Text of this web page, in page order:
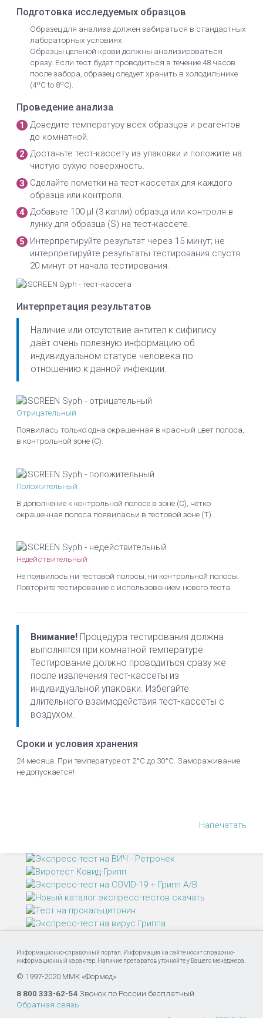
Подготовка исследуемых образцов
Образец для анализа должен забираться в стандартных
лабораторных условиях.
Образцы цельной крови должны анализироваться
сразу. Если тест будет проводиться в течение 48 часов
после забора, образец следует хранить в холодильнике
(4ºC to 8ºC).
Проведение анализа
Доведите температуру всех образцов и реагентов
до комнатной.
Достаньте тест-кассету из упаковки и положите на
чистую сухую поверхность.
Сделайте пометки на тест-кассетах для каждого
образца или контроля.
Добавьте 100 μl (3 капли) образца или контроля в
лунку для образца (S) на тест-кассете.
Интерпретируйте результат через 15 минут; не
интерпретируйте результаты тестирования спустя
20 минут от начала тестирования.
Интерпретация результатов
Наличие или отсутствие антител к сифилису
даёт очень полезную информацию об
индивидуальном статусе человека по
отношению к данной инфекции.
Отрицательный
Появилась только одна окрашенная в красный цвет полоса,
в контрольной зоне (С).
Положительный
В дополнение к контрольной полосе в зоне (С), чётко
окрашенная полоса появиласьи в тестовой зоне (Т).
Недействительный
Не появилось ни тестовой полосы, ни контрольной полосы.
Повторите тестирование с использованием нового теста.
Внимание! Процедура тестирования должна
выполнятся при комнатной температуре.
Тестирование должно проводиться сразу же
после извлечения тест-кассеты из
индивидуальной упаковки. Избегайте
длительного взаимодействия тест-кассеты с
воздухом.
Сроки и условия хранения
24 месяца. При температуре от 2°С до 30°С. Замораживание
не допускается!
Напечатать
Информационно-справочный портал. Информация на сайте носит справочно-
информационный характер. Наличие препаратов уточняйте у Вашего менеджера.
© 1997-2020 ММК «Формед»
8 800 333-62-54 Звонок по России бесплатный
Обратная связь